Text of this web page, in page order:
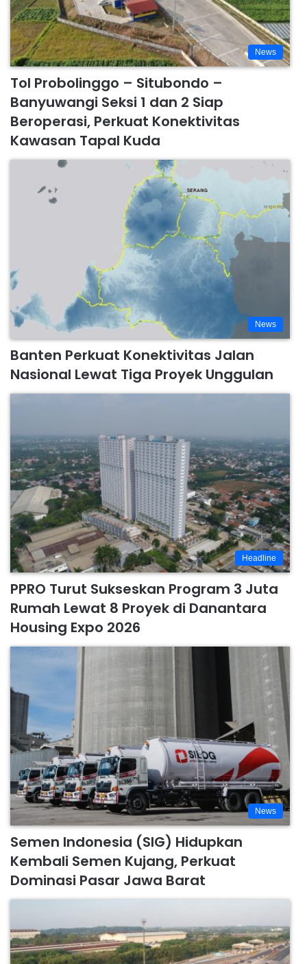
News
Tol Probolinggo – Situbondo –
Banyuwangi Seksi 1 dan 2 Siap
Beroperasi, Perkuat Konektivitas
Kawasan Tapal Kuda
News
Banten Perkuat Konektivitas Jalan
Nasional Lewat Tiga Proyek Unggulan
Headline
PPRO Turut Sukseskan Program 3 Juta
Rumah Lewat 8 Proyek di Danantara
Housing Expo 2026
News
Semen Indonesia (SIG) Hidupkan
Kembali Semen Kujang, Perkuat
Dominasi Pasar Jawa Barat